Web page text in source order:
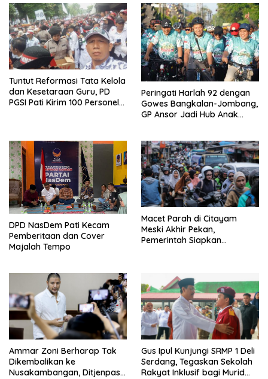
Tuntut Reformasi Tata Kelola
dan Kesetaraan Guru, PD
PGSI Pati Kirim 100 Personel
Peringati Harlah 92 dengan
Gowes Bangkalan-Jombang,
GP Ansor Jadi Hub Anak
DPD NasDem Pati Kecam
Pemberitaan dan Cover
Majalah Tempo
Macet Parah di Citayam
Meski Akhir Pekan,
Pemerintah Siapkan
Ammar Zoni Berharap Tak
Dikembalikan ke
Nusakambangan, Ditjenpas
Gus Ipul Kunjungi SRMP 1 Deli
Serdang, Tegaskan Sekolah
Rakyat Inklusif bagi Murid